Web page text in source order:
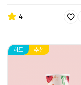
4
히트 추천